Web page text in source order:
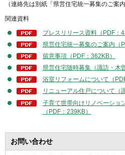
（連絡先は別紙「県営住宅統一募集のご案
関連資料
プレスリリース資料（PDF：
県営住宅統一募集のご案内（
留意事項（PDF：362KB）
県営住宅随時募集（諏訪・木
浴室リフォームについて（
リニューアル住戸について（
子育て世帯向けリノベーショ
（PDF：239KB）
お問い合わせ